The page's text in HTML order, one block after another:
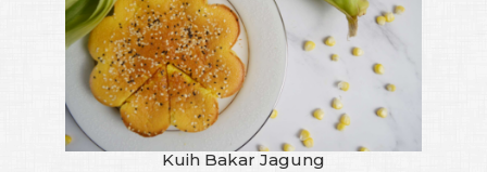
Kuih Bakar Jagung